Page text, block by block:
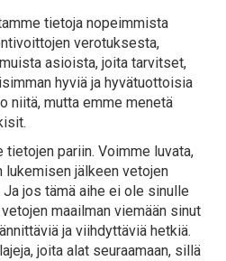
tietoja nopeimmista
verotuksesta,
asioista, joita tarvitset,
hyviä ja hyvätuottoisia
niitä, mutta emme menetä
pariin. Voimme luvata,
lukemisen jälkeen vetojen
jos tämä aihe ei ole sinulle
maailman viemään sinut
ja viihdyttäviä hetkiä.
joita alat seuraamaan, sillä